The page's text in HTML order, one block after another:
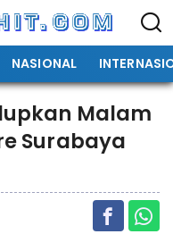
NASIONAL
Malam
Surabaya